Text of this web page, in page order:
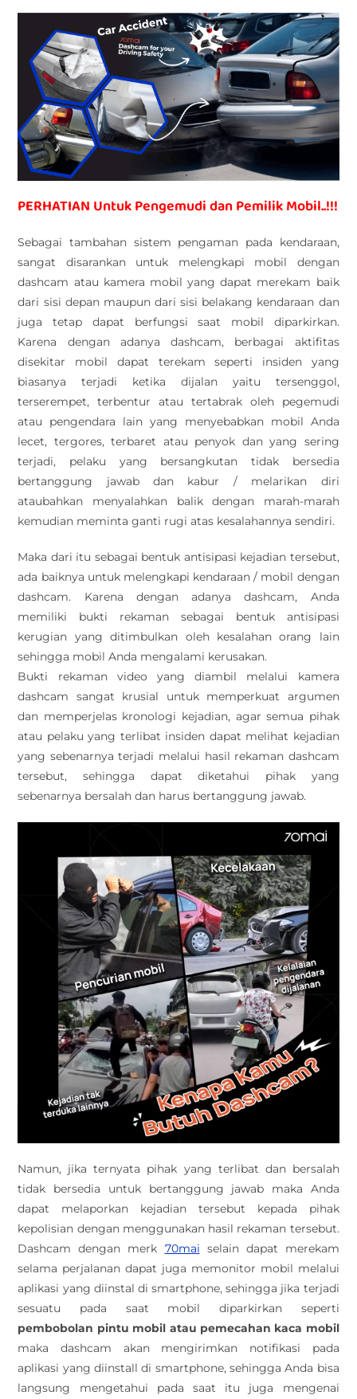
PERHATIAN Untuk Pengemudi dan Pemilik Mobil..!!!
Sebagai tambahan sistem pengaman pada kendaraan,
sangat disarankan untuk melengkapi mobil dengan
dashcam atau kamera mobil yang dapat merekam baik
dari sisi depan maupun dari sisi belakang kendaraan dan
juga tetap dapat berfungsi saat mobil diparkirkan.
Karena dengan adanya dashcam, berbagai aktifitas
disekitar mobil dapat terekam seperti insiden yang
biasanya terjadi ketika dijalan yaitu tersenggol,
terserempet, terbentur atau tertabrak oleh pegemudi
atau pengendara lain yang menyebabkan mobil Anda
lecet, tergores, terbaret atau penyok dan yang sering
terjadi, pelaku yang bersangkutan tidak bersedia
bertanggung jawab dan kabur / melarikan diri
ataubahkan menyalahkan balik dengan marah-marah
kemudian meminta ganti rugi atas kesalahannya sendiri.
Maka dari itu sebagai bentuk antisipasi kejadian tersebut,
ada baiknya untuk melengkapi kendaraan / mobil dengan
dashcam. Karena dengan adanya dashcam, Anda
memiliki bukti rekaman sebagai bentuk antisipasi
kerugian yang ditimbulkan oleh kesalahan orang lain
sehingga mobil Anda mengalami kerusakan.
Bukti rekaman video yang diambil melalui kamera
dashcam sangat krusial untuk memperkuat argumen
dan memperjelas kronologi kejadian, agar semua pihak
atau pelaku yang terlibat insiden dapat melihat kejadian
yang sebenarnya terjadi melalui hasil rekaman dashcam
tersebut, sehingga dapat diketahui pihak yang
sebenarnya bersalah dan harus bertanggung jawab.
Namun, jika ternyata pihak yang terlibat dan bersalah
tidak bersedia untuk bertanggung jawab maka Anda
dapat melaporkan kejadian tersebut kepada pihak
kepolisian dengan menggunakan hasil rekaman tersebut.
Dashcam dengan merk 70mai selain dapat merekam
selama perjalanan dapat juga memonitor mobil melalui
aplikasi yang diinstal di smartphone, sehingga jika terjadi
sesuatu pada saat mobil diparkirkan seperti
pembobolan pintu mobil atau pemecahan kaca mobil
maka dashcam akan mengirimkan notifikasi pada
aplikasi yang diinstall di smartphone, sehingga Anda bisa
langsung mengetahui pada saat itu juga mengenai